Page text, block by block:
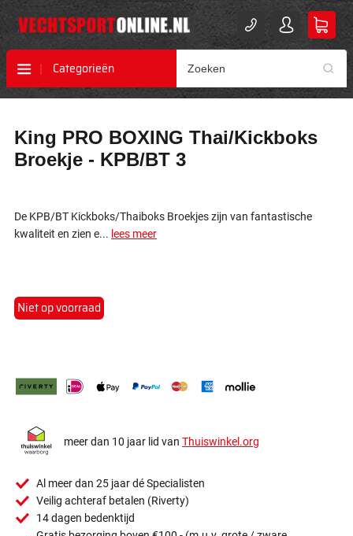
Categorieën
naar
het
einde
afbeeldingen-
gallerij
naar
het
begin
afbeeldingen-
gallerij
King PRO BOXING Thai/Kickboks
Broekje - KPB/BT 3
De KPB/BT Kickboks/Thaiboks Broekjes zijn van fantastische
kwaliteit en zien e... lees meer
Niet op voorraad
meer dan 10 jaar lid van Thuiswinkel.org
Al meer dan 25 jaar dé Specialisten
Veilig achteraf betalen (Riverty)
14 dagen bedenktijd